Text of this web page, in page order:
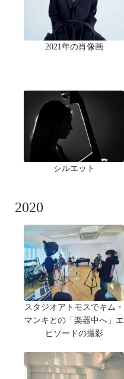
2021年の肖像画
シルエット
2020
スタジオアトモスでキム・
マンキとの「楽器中へ」エ
ピソードの撮影